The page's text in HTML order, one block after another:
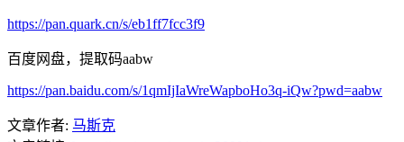
https://pan.quark.cn/s/eb1ff7fcc3f9
百度网盘，提取码aabw
https://pan.baidu.com/s/1qmIjIaWreWapboHo3q-iQw?pwd=aabw
文章作者: 马斯克